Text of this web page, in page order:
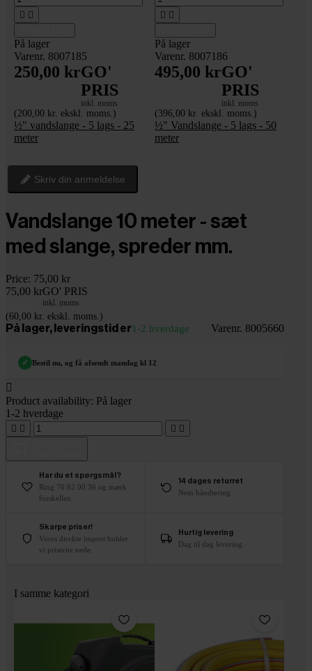
 
På lager
Varenr. 8007185
250,00 krGO'
PRIS
inkl. moms
(200,00 kr. ekskl. moms.)
½" vandslange - 5 lags - 25
meter
 
På lager
Varenr. 8007186
495,00 krGO'
PRIS
inkl. moms
(396,00 kr. ekskl. moms.)
½" Vandslange - 5 lags - 50
meter
Skriv din anmeldelse
Vandslange 10 meter - sæt
med slange, spreder mm.
Price: 75,00 kr
75,00 krGO' PRIS
inkl. moms
(60,00 kr. ekskl. moms.)
På lager, leveringstid er1-2 hverdage Varenr. 8005660
✓ Bestil nu, og få afsendt mandag kl 12

Product availability: På lager
1-2 hverdage
   
Har du et spørgsmål?
Ring 76 62 00 36 og mærk
forskellen.
14 dages returret
Nem håndtering
Skarpe priser!
Vores direkte import holder
vi priserne nede.
Hurtig levering
Dag til dag levering
I samme kategori